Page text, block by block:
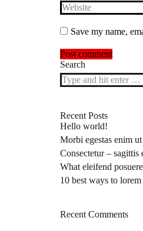
Website
Save my name,
Post comment
Search
Recent Posts
Hello world!
Morbi egestas enim
Consectetur – sagittis
What eleifend
10 best ways to
Recent Comments